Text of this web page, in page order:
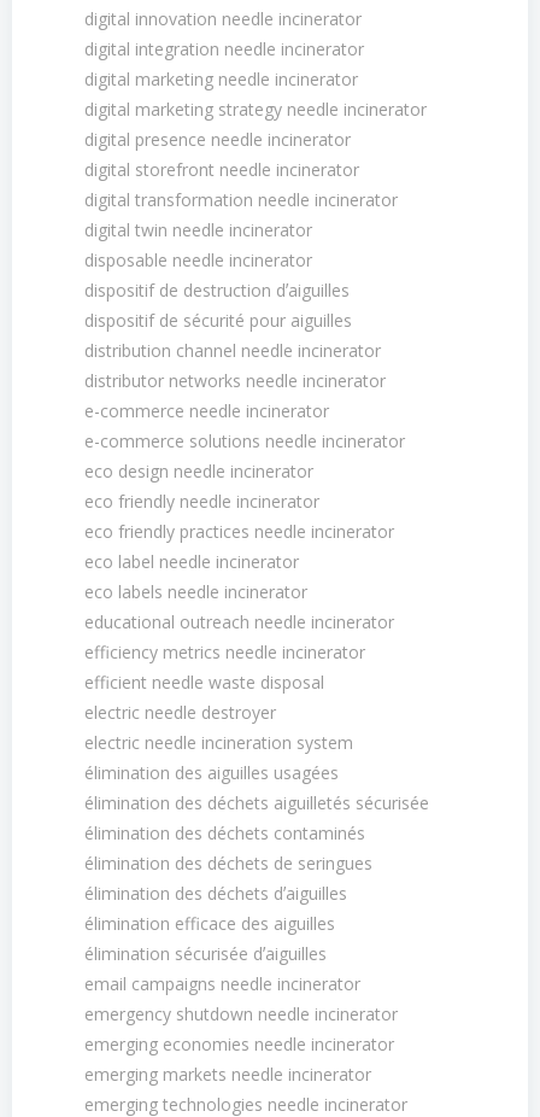
digital innovation needle incinerator
digital integration needle incinerator
digital marketing needle incinerator
digital marketing strategy needle incinerator
digital presence needle incinerator
digital storefront needle incinerator
digital transformation needle incinerator
digital twin needle incinerator
disposable needle incinerator
dispositif de destruction dʼaiguilles
dispositif de sécurité pour aiguilles
distribution channel needle incinerator
distributor networks needle incinerator
e-commerce needle incinerator
e-commerce solutions needle incinerator
eco design needle incinerator
eco friendly needle incinerator
eco friendly practices needle incinerator
eco label needle incinerator
eco labels needle incinerator
educational outreach needle incinerator
efficiency metrics needle incinerator
efficient needle waste disposal
electric needle destroyer
electric needle incineration system
élimination des aiguilles usagées
élimination des déchets aiguilletés sécurisée
élimination des déchets contaminés
élimination des déchets de seringues
élimination des déchets dʼaiguilles
élimination efficace des aiguilles
élimination sécurisée dʼaiguilles
email campaigns needle incinerator
emergency shutdown needle incinerator
emerging economies needle incinerator
emerging markets needle incinerator
emerging technologies needle incinerator